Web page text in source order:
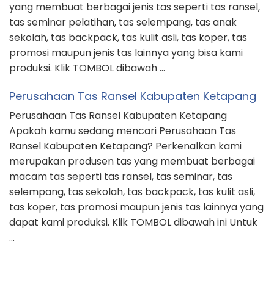
yang membuat berbagai jenis tas seperti tas ransel,
tas seminar pelatihan, tas selempang, tas anak
sekolah, tas backpack, tas kulit asli, tas koper, tas
promosi maupun jenis tas lainnya yang bisa kami
produksi. Klik TOMBOL dibawah …
Perusahaan Tas Ransel Kabupaten Ketapang
Perusahaan Tas Ransel Kabupaten Ketapang
Apakah kamu sedang mencari Perusahaan Tas
Ransel Kabupaten Ketapang? Perkenalkan kami
merupakan produsen tas yang membuat berbagai
macam tas seperti tas ransel, tas seminar, tas
selempang, tas sekolah, tas backpack, tas kulit asli,
tas koper, tas promosi maupun jenis tas lainnya yang
dapat kami produksi. Klik TOMBOL dibawah ini Untuk
…